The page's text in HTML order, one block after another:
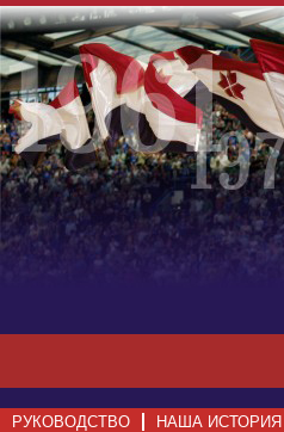
РУКОВОДСТВО НАША ИСТОРИЯ